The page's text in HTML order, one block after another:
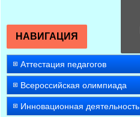
НАВИГАЦИЯ
Аттестация педагогов
Всероссийская олимпиада
Инновационная деятельность